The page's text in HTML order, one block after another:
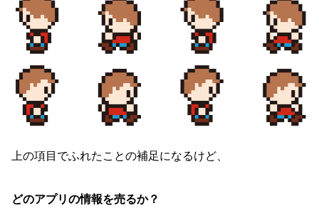
上の項目でふれたことの補足になるけど、
どのアプリの情報を売るか？